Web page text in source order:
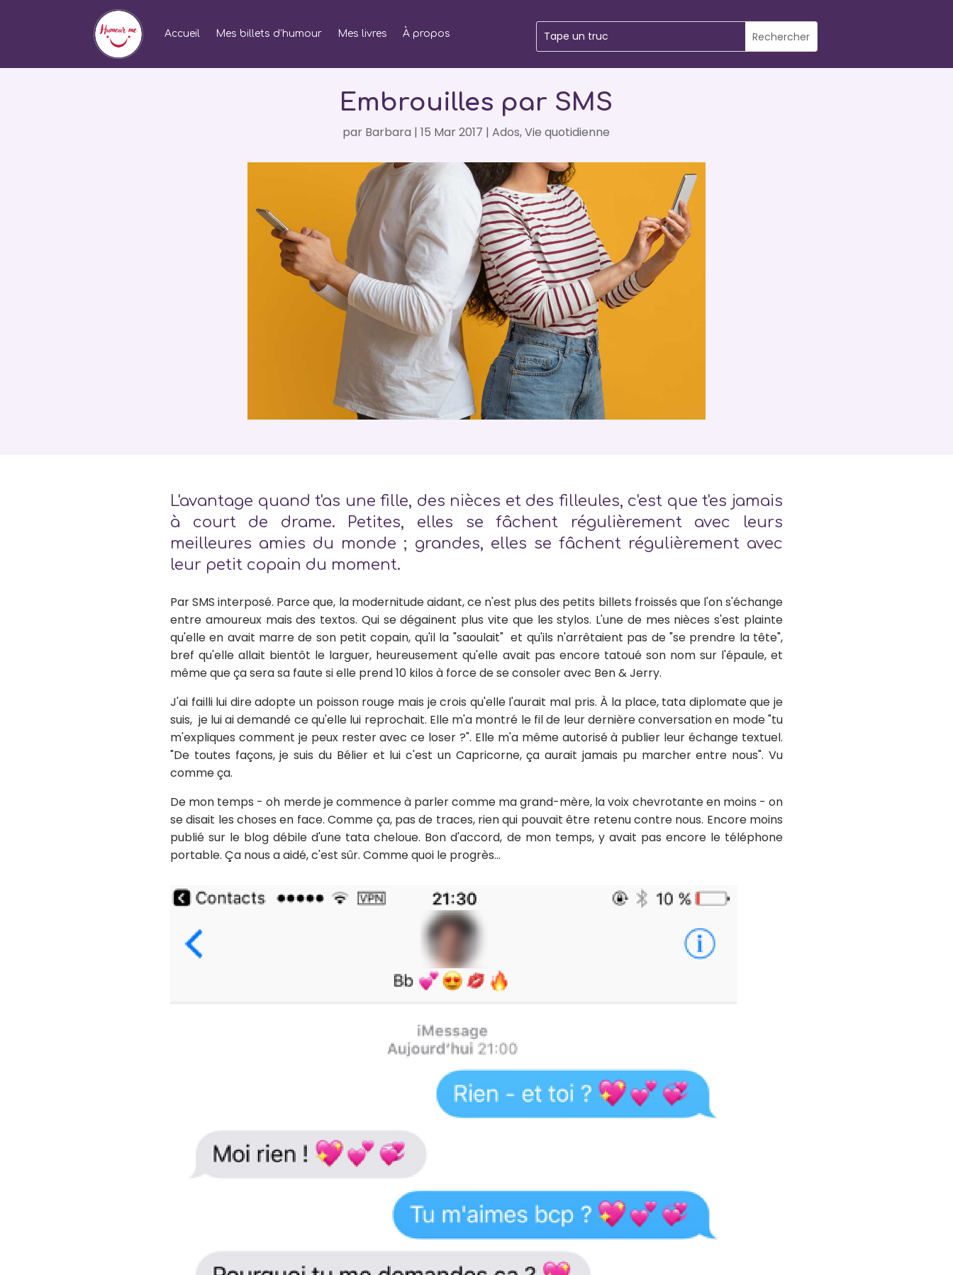
Accueil Mes billets d’humour Mes livres À propos
Embrouilles par SMS
par Barbara |15 Mar 2017 |Ados,Vie quotidienne
L'avantage quand t'as une fille, des nièces et des filleules, c'est que t'es jamais
à court de drame. Petites, elles se fâchent régulièrement avec leurs
meilleures amies du monde ; grandes, elles se fâchent régulièrement avec
leur petit copain du moment.
Par SMS interposé. Parce que, la modernitude aidant, ce n'est plus des petits billets froissés que l'on s'échange
entre amoureux mais des textos. Qui se dégainent plus vite que les stylos. L'une de mes nièces s'est plainte
qu'elle en avait marre de son petit copain, qu'il la "saoulait" et qu'ils n'arrêtaient pas de "se prendre la tête",
bref qu'elle allait bientôt le larguer, heureusement qu'elle avait pas encore tatoué son nom sur l'épaule, et
même que ça sera sa faute si elle prend 10 kilos à force de se consoler avec Ben & Jerry.
J'ai failli lui dire adopte un poisson rouge mais je crois qu'elle l'aurait mal pris. À la place, tata diplomate que je
suis, je lui ai demandé ce qu'elle lui reprochait. Elle m'a montré le fil de leur dernière conversation en mode "tu
m'expliques comment je peux rester avec ce loser ?". Elle m'a même autorisé à publier leur échange textuel.
"De toutes façons, je suis du Bélier et lui c'est un Capricorne, ça aurait jamais pu marcher entre nous". Vu
comme ça.
De mon temps - oh merde je commence à parler comme ma grand-mère, la voix chevrotante en moins - on
se disait les choses en face. Comme ça, pas de traces, rien qui pouvait être retenu contre nous. Encore moins
publié sur le blog débile d'une tata cheloue. Bon d'accord, de mon temps, y avait pas encore le téléphone
portable. Ça nous a aidé, c'est sûr. Comme quoi le progrès...